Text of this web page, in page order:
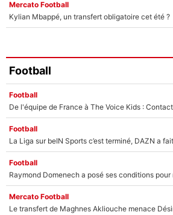
Mercato Football
Kylian Mbappé, un transfert obligatoire cet été ?
Football
Football
Football
Football
Mercato Football